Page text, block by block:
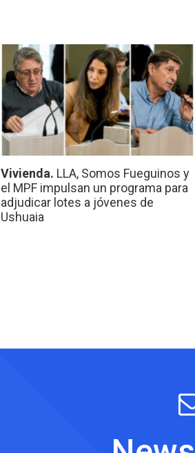
Vivienda. LLA, Somos Fueguinos y
el MPF impulsan un programa para
adjudicar lotes a jóvenes de
Ushuaia